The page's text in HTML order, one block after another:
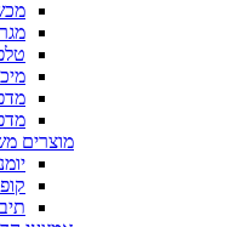
מוצרים